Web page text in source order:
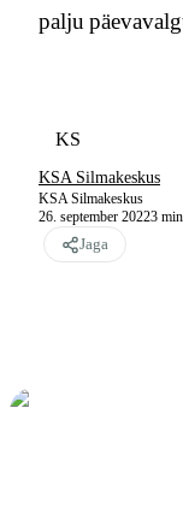
palju
KS
KSA Silmakeskus
KSA Silmakeskus
26. september 20223
Jaga